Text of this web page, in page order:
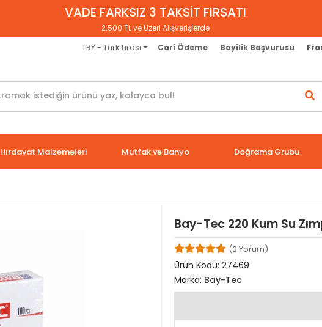
VADE FARKSIZ 3 TAKSİT FIRSATI
2.500 TL ve Üzeri Alışverişlerde
TRY - Türk Lirası Cari Ödeme Bayilik Başvurusu
Hırdavat Malzemeleri Mutfak ve Banyo Doğrama Grubu
Bay-Tec 220 Kum Su
(0 Yorum)
Ürün Kodu: 27469
Marka: Bay-Tec